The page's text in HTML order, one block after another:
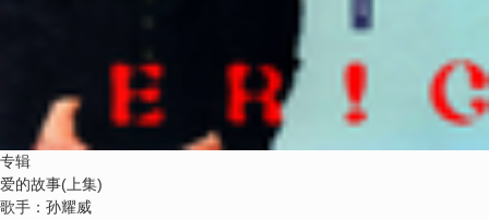
专辑
爱的故事(上集)
歌手： 孙耀威